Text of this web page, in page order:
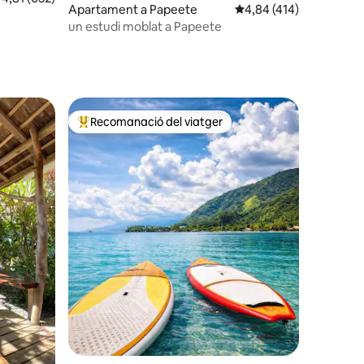
Apartament a Papeete 4,84 de puntuació
4,84 (414)
un estudi moblat a Papeete
Principals recomanacions dels viatgers
Recomanació del viatger